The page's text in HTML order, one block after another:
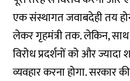
एक संस्थागत जवाबदेही तय
लेकर गृहमंत्री तक. लेकिन,
विरोध प्रदर्शनों को और
व्यवहार करना होगा. सरकार